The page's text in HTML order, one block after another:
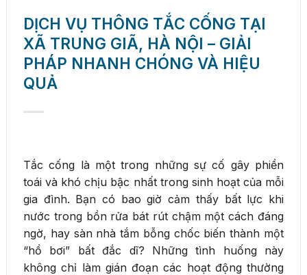
DỊCH VỤ THÔNG TẮC CỐNG TẠI
XÃ TRUNG GIÃ, HÀ NỘI – GIẢI
PHÁP NHANH CHÓNG VÀ HIỆU
QUẢ
Tắc cống là một trong những sự cố gây phiền
toái và khó chịu bậc nhất trong sinh hoạt của mỗi
gia đình. Bạn có bao giờ cảm thấy bất lực khi
nước trong bồn rửa bát rút chậm một cách đáng
ngờ, hay sàn nhà tắm bỗng chốc biến thành một
“hồ bơi” bất đắc dĩ? Những tình huống này
không chỉ làm gián đoạn các hoạt động thường